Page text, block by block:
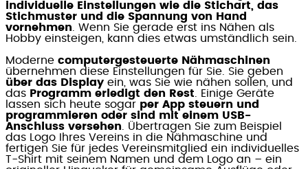
individuelle Einstellungen wie die Stichart, das
Stichmuster und die Spannung von Hand
vornehmen. Wenn Sie gerade erst ins Nähen als
Hobby einsteigen, kann dies etwas umständlich sein.
Moderne computergesteuerte Nähmaschinen
übernehmen diese Einstellungen für Sie. Sie geben
über das Display ein, was Sie wie nähen sollen, und
das Programm erledigt den Rest. Einige Geräte
lassen sich heute sogar per App steuern und
programmieren oder sind mit einem USB-
Anschluss versehen. Übertragen Sie zum Beispiel
das Logo Ihres Vereins in die Nähmaschine und
fertigen Sie für jedes Vereinsmitglied ein individuelles
T-Shirt mit seinem Namen und dem Logo an – ein